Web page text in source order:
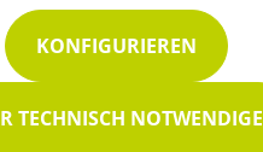
TECHNISCH NOTWENDIGE
KONFIGURIEREN